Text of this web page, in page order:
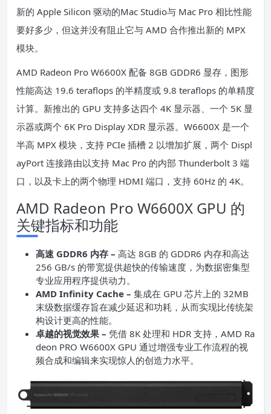
新的 Apple Silicon 驱动的Mac Studio与 Mac Pro 相比性能
要好多少，但这并没有阻止它与 AMD 合作推出新的 MPX
模块。
AMD Radeon Pro W6600X 配备 8GB GDDR6 显存，图形
性能高达 19.6 teraflops 的半精度或 9.8 teraflops 的单精度
计算。新推出的 GPU 支持多达四个 4K 显示器、一个 5K 显
示器或两个 6K Pro Display XDR 显示器。W6600X 是一个
半高 MPX 模块，支持 PCIe 插槽 2 以增加扩展，两个 Displ
ayPort 连接路由以支持 Mac Pro 的内部 Thunderbolt 3 端
口，以及卡上的两个物理 HDMI 端口，支持 60Hz 的 4K。
AMD Radeon Pro W6600X GPU 的
关键指标和功能
高速 GDDR6 内存 – 高达 8GB 的​​ GDDR6 内存和高达
256 GB/s 的带宽提供超快的传输速度，为数据密集型
专业应用程序提供动力。
AMD Infinity Cache – 集成在 GPU 芯片上的 32MB
末级数据缓存旨在减少延迟和功耗，从而实现比传统架
构设计更高的性能。
卓越的视觉效果 – 凭借 8K 处理和 HDR 支持，AMD Ra
deon PRO W6600X GPU 通过增强专业工作流程的视
频合成和编辑来实现惊人的创造力水平。